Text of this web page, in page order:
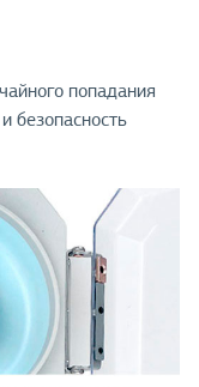
попадания
безопасность